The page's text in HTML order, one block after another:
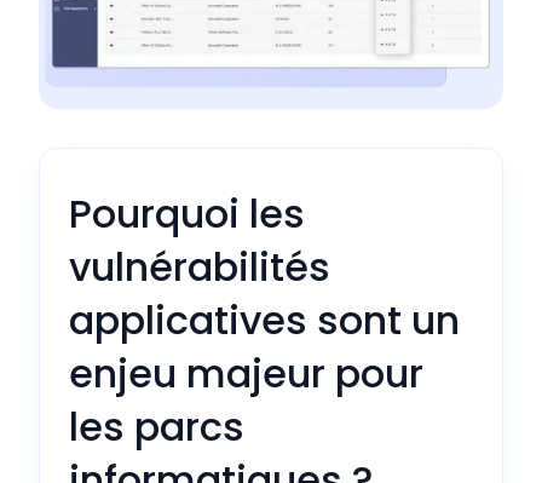
Pourquoi les
vulnérabilités
applicatives sont un
enjeu majeur pour
les parcs